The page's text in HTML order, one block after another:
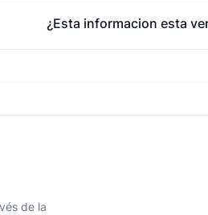
¿Esta informacion esta
de la